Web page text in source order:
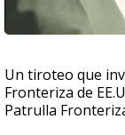
Un tiroteo que
Fronteriza de
Patrulla